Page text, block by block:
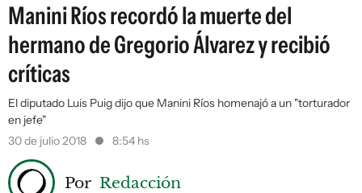
Manini Ríos recordó la muerte del
hermano de Gregorio Álvarez y recibió
críticas
El diputado Luis Puig dijo que Manini Ríos homenajó a un "torturador
en jefe"
30 de julio 2018
8:54 hs
Por Redacción